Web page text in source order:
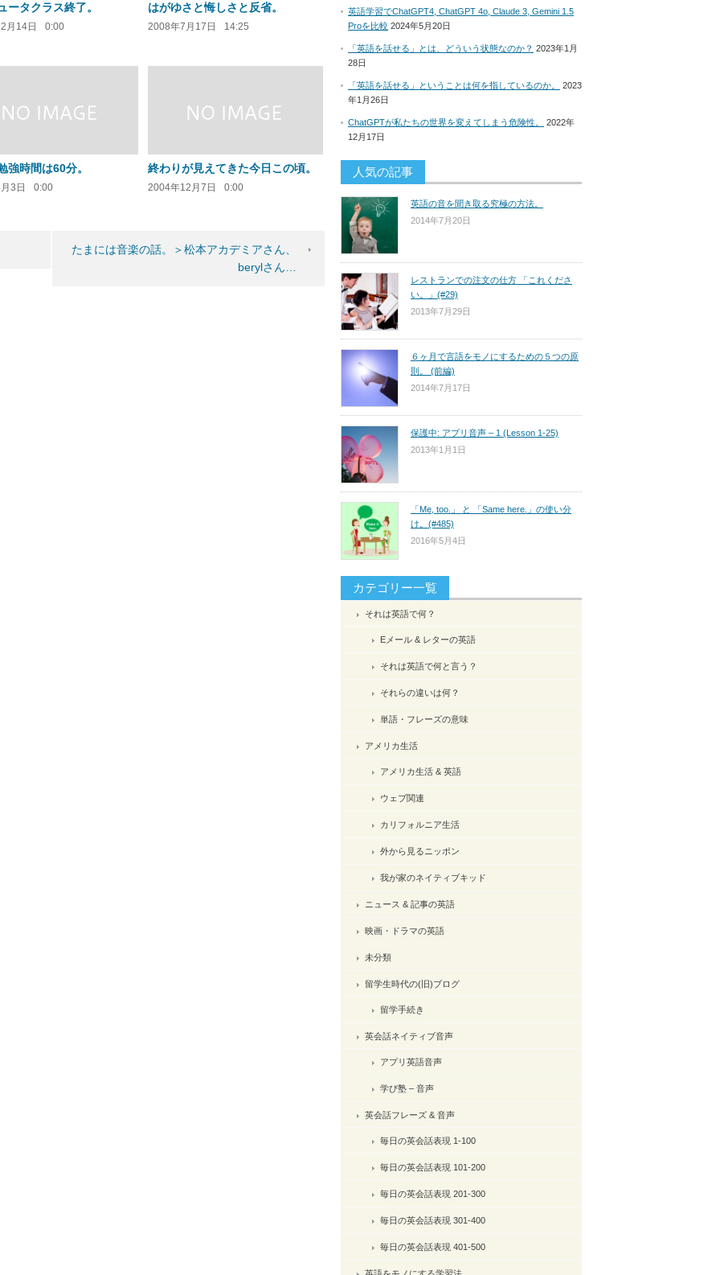
ータクラス終了。
月14日 0:00
はがゆさと悔しさと反省。
2008年7月17日 14:25
強時間は60分。
3日 0:00
終わりが見えてきた今日この頃。
2004年12月7日 0:00
たまには音楽の話。＞松本アカデミアさん、
berylさん…
英語学習でChatGPT4, ChatGPT 4o, Claude 3, Gemini 1.5
Proを比較 2024年5月20日
「英語を話せる」とは、どういう状態なのか？ 2023年1月
28日
「英語を話せる」ということは何を指しているのか。
2023
年1月26日
ChatGPTが私たちの世界を変えてしまう危険性。
2022年
12月17日
人気の記事
英語の音を聞き取る究極の方法。
2014年7月20日
レストランでの注文の仕方 「これくださ
い。」(#29)
2013年7月29日
６ヶ月で言語をモノにするための５つの原
則。 (前編)
2014年7月17日
保護中: アプリ音声 – 1 (Lesson 1-25)
2013年1月1日
「Me, too.」 と 「Same here.」の使い分
け。(#485)
2016年5月4日
カテゴリー一覧
それは英語で何？
Eメール & レターの英語
それは英語で何と言う？
それらの違いは何？
単語・フレーズの意味
アメリカ生活
アメリカ生活 & 英語
ウェブ関連
カリフォルニア生活
外から見るニッポン
我が家のネイティブキッド
ニュース & 記事の英語
映画・ドラマの英語
未分類
留学生時代の(旧)ブログ
留学手続き
英会話ネイティブ音声
アプリ英語音声
学び塾 – 音声
英会話フレーズ & 音声
毎日の英会話表現 1-100
毎日の英会話表現 101-200
毎日の英会話表現 201-300
毎日の英会話表現 301-400
毎日の英会話表現 401-500